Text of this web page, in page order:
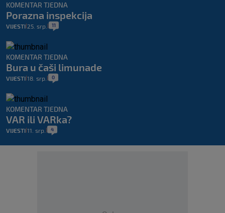
KOMENTAR TJEDNA
Porazna inspekcija
VIJESTI 25. srp. 11
KOMENTAR TJEDNA
Bura u čaši limunade
VIJESTI 18. srp. 0
KOMENTAR TJEDNA
VAR ili VARka?
VIJESTI 11. srp. 4